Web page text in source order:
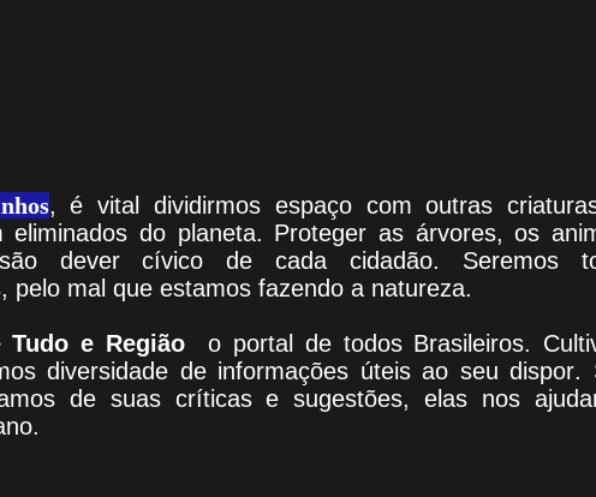
, é vital dividirmos espaço com outras
eliminados do planeta. Proteger as árvores, os
dever cívico de cada cidadão. Seremos
pelo mal que estamos fazendo a natureza.
Tudo e Regiãoo portal de todos Brasileiros.
diversidade de informações úteisao seu dispor.
de suas críticas e sugestões, elas nos